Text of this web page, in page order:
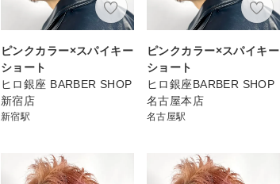
ピンクカラー×スパイキー
ショート
ヒロ銀座 BARBER SHOP
新宿店
新宿駅
ピンクカラー×スパイキー
ショート
ヒロ銀座BARBER SHOP
名古屋本店
名古屋駅